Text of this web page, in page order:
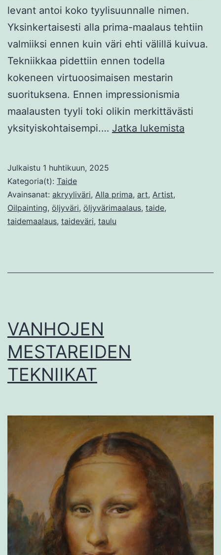
levant antoi koko tyylisuunnalle nimen.
Yksinkertaisesti alla prima-maalaus tehtiin
valmiiksi ennen kuin väri ehti välillä kuivua.
Tekniikkaa pidettiin ennen todella
kokeneen virtuoosimaisen mestarin
suorituksena. Ennen impressionismia
maalausten tyyli toki olikin merkittävästi
yksityiskohtaisempi.… Jatka lukemista
Julkaistu 1 huhtikuun, 2025
Kategoria(t): Taide
Avainsanat: akryyliväri, Alla prima, art, Artist,
Oilpainting, öljyväri, öljyvärimaalaus, taide,
taidemaalaus, taideväri, taulu
VANHOJEN
MESTAREIDEN
TEKNIIKAT